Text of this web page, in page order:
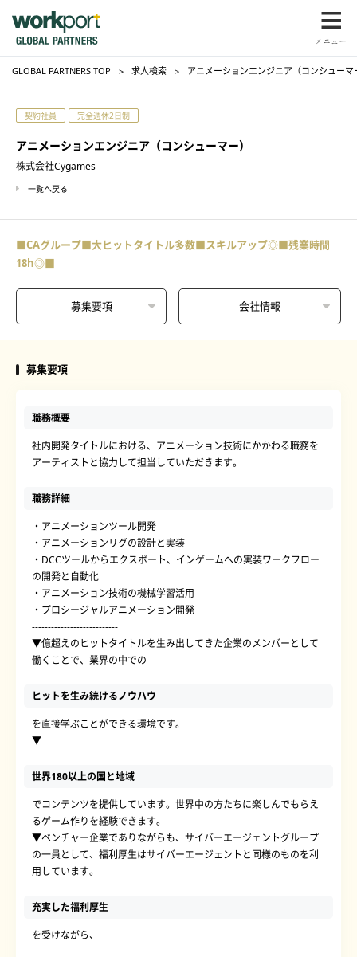
GLOBAL PARTNERS TOP 求人検索 アニメーションエンジニア（コンシュー
契約社員 完全週休2日制
アニメーションエンジニア（コンシューマー）
株式会社Cygames
一覧へ戻る
■CAグループ■大ヒットタイトル多数■スキルアップ◎■残業時間
18h◎■
募集要項 会社情報
募集要項
職務概要
社内開発タイトルにおける、アニメーション技術にかかわる職務を
アーティストと協力して担当していただきます。
職務詳細
・アニメーションツール開発
・アニメーションリグの設計と実装
・DCCツールからエクスポート、インゲームへの実装ワークフロー
の開発と自動化
・アニメーション技術の機械学習活用
・プロシージャルアニメーション開発
---------------------------
▼億超えのヒットタイトルを生み出してきた企業のメンバーとして
働くことで、業界の中での
ヒットを生み続けるノウハウ
を直接学ぶことができる環境です。
▼
世界180以上の国と地域
でコンテンツを提供しています。世界中の方たちに楽しんでもらえ
るゲーム作りを経験できます。
▼ベンチャー企業でありながらも、サイバーエージェントグループ
の一員として、福利厚生はサイバーエージェントと同様のものを利
用しています。
充実した福利厚生
を受けながら、